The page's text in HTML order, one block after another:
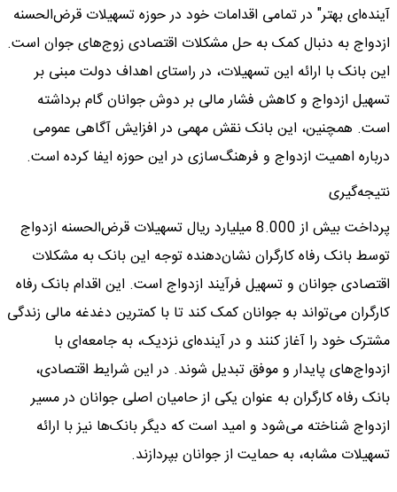
آینده‌ای بهتر" در تمامی اقدامات خود در حوزه تسهیلات قرض‌الحسنه
ازدواج به دنبال کمک به حل مشکلات اقتصادی زوج‌های جوان است.
این بانک با ارائه این تسهیلات، در راستای اهداف دولت مبنی بر
تسهیل ازدواج و کاهش فشار مالی بر دوش جوانان گام برداشته
است. همچنین، این بانک نقش مهمی در افزایش آگاهی عمومی
درباره اهمیت ازدواج و فرهنگ‌سازی در این حوزه ایفا کرده است.
نتیجه‌گیری
پرداخت بیش از 8.000 میلیارد ریال تسهیلات قرض‌الحسنه ازدواج
توسط بانک رفاه کارگران نشان‌دهنده توجه این بانک به مشکلات
اقتصادی جوانان و تسهیل فرآیند ازدواج است. این اقدام بانک رفاه
کارگران می‌تواند به جوانان کمک کند تا با کمترین دغدغه مالی زندگی
مشترک خود را آغاز کنند و در آینده‌ای نزدیک، به جامعه‌ای با
ازدواج‌های پایدار و موفق تبدیل شوند. در این شرایط اقتصادی،
بانک رفاه کارگران به عنوان یکی از حامیان اصلی جوانان در مسیر
ازدواج شناخته می‌شود و امید است که دیگر بانک‌ها نیز با ارائه
تسهیلات مشابه، به حمایت از جوانان بپردازند.